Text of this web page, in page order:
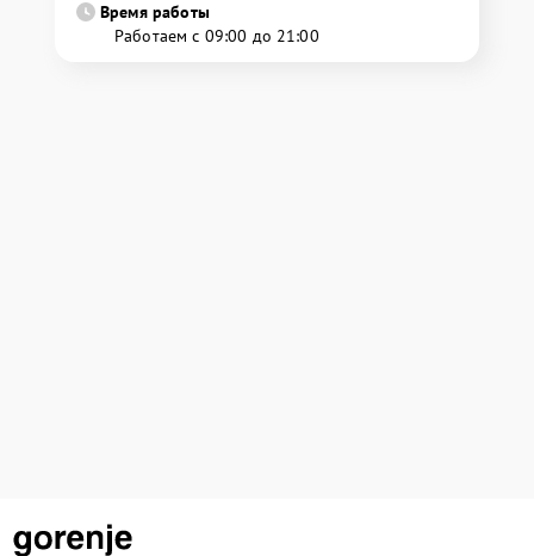
Время работы
Работаем с 09:00 до 21:00